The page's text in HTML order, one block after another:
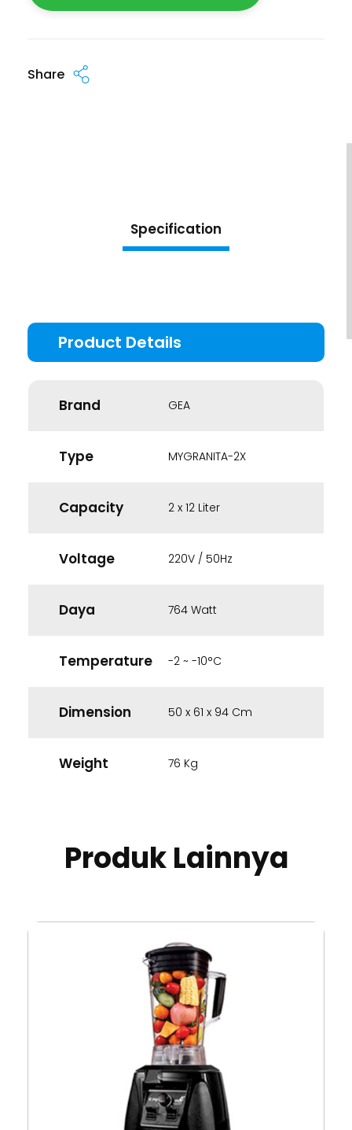
Share
Specification
Brand GEA
Type MYGRANITA-2X
Capacity 2 x 12 Liter
Voltage 220V / 50Hz
Daya 764 Watt
Temperature -2 ~ -10°C
Dimension 50 x 61 x 94 Cm
Weight 76 Kg
Produk Lainnya